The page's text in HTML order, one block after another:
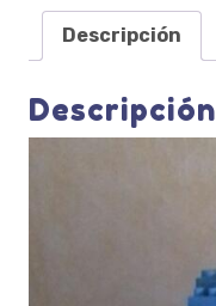
Descripción
Descripción